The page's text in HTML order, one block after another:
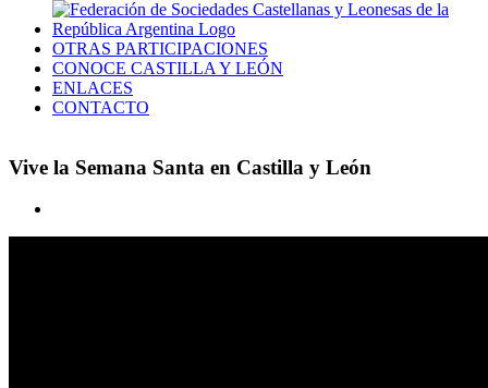
OTRAS PARTICIPACIONES
CONOCE CASTILLA Y LEÓN
ENLACES
CONTACTO
Vive la Semana Santa en Castilla y León